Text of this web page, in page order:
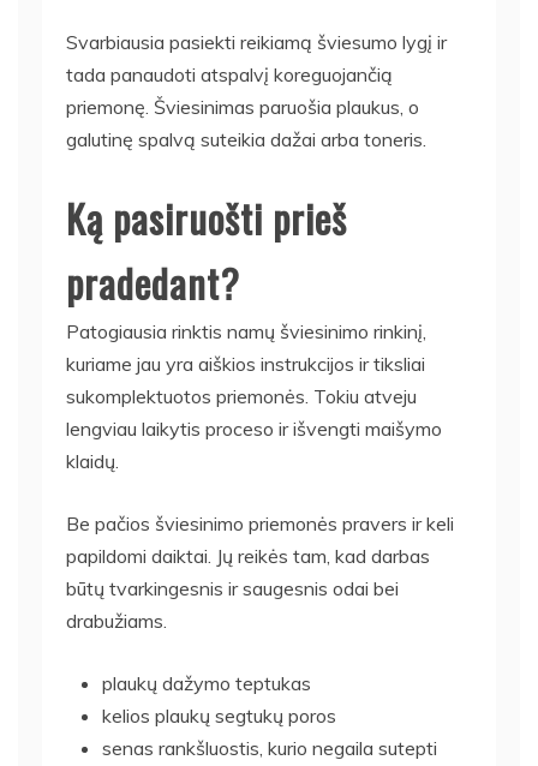
Svarbiausia pasiekti reikiamą šviesumo lygį ir
tada panaudoti atspalvį koreguojančią
priemonę. Šviesinimas paruošia plaukus, o
galutinę spalvą suteikia dažai arba toneris.
Ką pasiruošti prieš
pradedant?
Patogiausia rinktis namų šviesinimo rinkinį,
kuriame jau yra aiškios instrukcijos ir tiksliai
sukomplektuotos priemonės. Tokiu atveju
lengviau laikytis proceso ir išvengti maišymo
klaidų.
Be pačios šviesinimo priemonės pravers ir keli
papildomi daiktai. Jų reikės tam, kad darbas
būtų tvarkingesnis ir saugesnis odai bei
drabužiams.
plaukų dažymo teptukas
kelios plaukų segtukų poros
senas rankšluostis, kurio negaila sutepti